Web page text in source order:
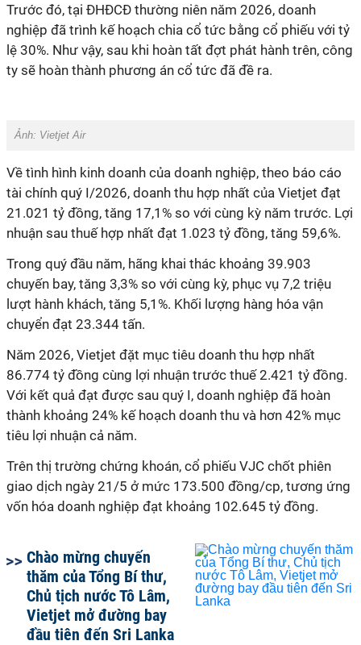
Trước đó, tại ĐHĐCĐ thường niên năm 2026, doanh
nghiệp đã trình kế hoạch chia cổ tức bằng cổ phiếu với tỷ
lệ 30%. Như vậy, sau khi hoàn tất đợt phát hành trên, công
ty sẽ hoàn thành phương án cổ tức đã đề ra.
Ảnh: Vietjet Air
Về tình hình kinh doanh của doanh nghiệp, theo báo cáo
tài chính quý I/2026, doanh thu hợp nhất của Vietjet đạt
21.021 tỷ đồng, tăng 17,1% so với cùng kỳ năm trước. Lợi
nhuận sau thuế hợp nhất đạt 1.023 tỷ đồng, tăng 59,6%.
Trong quý đầu năm, hãng khai thác khoảng 39.903
chuyến bay, tăng 3,3% so với cùng kỳ, phục vụ 7,2 triệu
lượt hành khách, tăng 5,1%. Khối lượng hàng hóa vận
chuyển đạt 23.344 tấn.
Năm 2026, Vietjet đặt mục tiêu doanh thu hợp nhất
86.774 tỷ đồng cùng lợi nhuận trước thuế 2.421 tỷ đồng.
Với kết quả đạt được sau quý I, doanh nghiệp đã hoàn
thành khoảng 24% kế hoạch doanh thu và hơn 42% mục
tiêu lợi nhuận cả năm.
Trên thị trường chứng khoán, cổ phiếu VJC chốt phiên
giao dịch ngày 21/5 ở mức 173.500 đồng/cp, tương ứng
vốn hóa doanh nghiệp đạt khoảng 102.645 tỷ đồng.
Chào mừng chuyến
thăm của Tổng Bí thư,
Chủ tịch nước Tô Lâm,
Vietjet mở đường bay
đầu tiên đến Sri Lanka